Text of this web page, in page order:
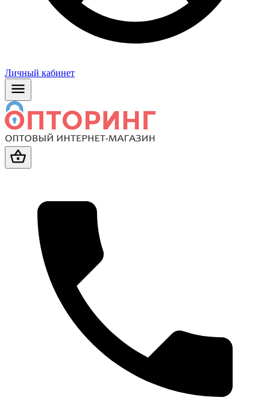
Личный кабинет